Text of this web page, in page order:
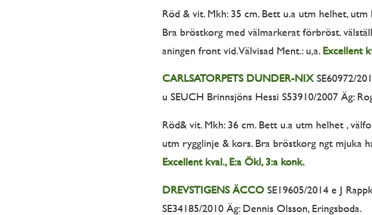
Röd & vit. Mkh: 35 cm. Bett u.a utm helhet,
Bra bröstkorg med välmarkerat förbröst.
aningen front vid. Välvisad Ment.: u,a. Excellent
CARLSATORPETS DUNDER-NIXSE60972/
u SEUCH Brinnsjöns Hessi S53910/2007 Äg:
Röd& vit. Mkh: 36 cm. Bett u.a utm helhet ,
utm rygglinje & kors. Bra bröstkorg ngt mjuka
Excellent kval., E:a Ökl, 3:a konk.
DREVSTIGENS ÄCCO SE19605/2014 e J
SE34185/2010 Äg: Dennis Olsson, Eringsboda.